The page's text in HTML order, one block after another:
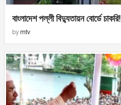
বাংলাদেশ পল্লী বিদ্যুতায়ন বোর্ডে চাকরি!
by mtv